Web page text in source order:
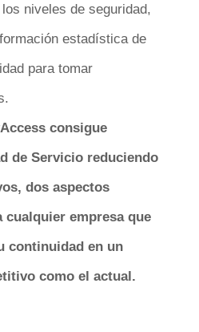
niveles de seguridad,
estadística de
para tomar
consigue
de Servicio reduciendo
dos aspectos
cualquier empresa que
continuidad en un
como el actual.